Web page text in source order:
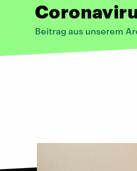
Beitrag aus unserem